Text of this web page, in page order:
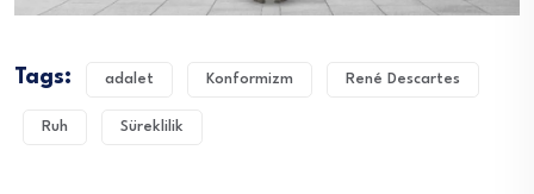
Tags: adalet Konformizm René Descartes
Ruh Süreklilik